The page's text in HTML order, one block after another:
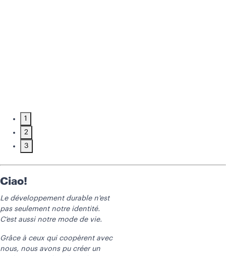
1
2
3
Ciao!
Le développement durable n'est
pas seulement notre identité.
C’est aussi notre mode de vie.
Grâce à ceux qui coopèrent avec
nous, nous avons pu créer un